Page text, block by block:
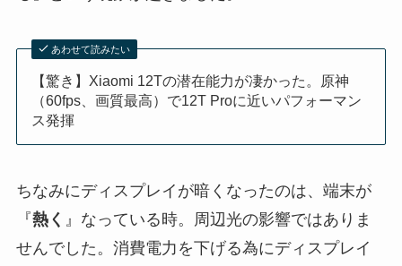
あわせて読みたい
【驚き】Xiaomi 12Tの潜在能力が凄かった。原神
（60fps、画質最高）で12T Proに近いパフォーマン
ス発揮
ちなみにディスプレイが暗くなったのは、端末が
『熱く 』なっている時。周辺光の影響ではありま
せんでした。消費電力を下げる為にディスプレイ